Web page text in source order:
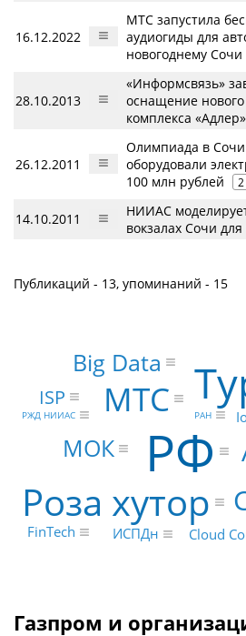
16.12.2022
МТС запустила
аудиогиды для
новогоднему Сочи
28.10.2013
«Информсвязь»
оснащение нового
комплекса «Адлер»
26.12.2011
Олимпиада в
оборудовали
100 млн рублей
2
14.10.2011
НИИАС
вокзалах Сочи
Публикаций - 13, упоминаний - 15
РФ
Роза хутор
МТС
Big Data
МОК
ISP
FinTech ИСПДн Cloud
РАН
РЖД НИИАС
Газпром и